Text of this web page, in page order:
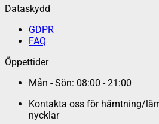
Dataskydd
GDPR
FAQ
Öppettider
Mån - Sön: 08:00 - 21:00
Kontakta oss för hämtning/
nycklar